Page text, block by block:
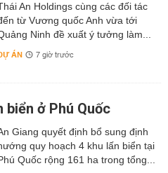
An Holdings cùng các đối tác
từ Vương quốc Anh vừa tới
Ninh đề xuất ý tưởng làm...
ÁN 7 giờ trước
biển ở Phú Quốc
Giang quyết định bổ sung định
quy hoạch 4 khu lấn biển tại
Quốc rộng 161 ha trong tổng...